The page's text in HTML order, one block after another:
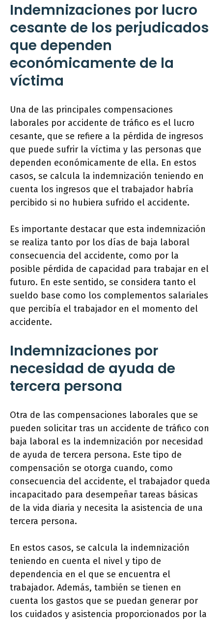
Indemnizaciones por lucro
cesante de los perjudicados
que dependen
económicamente de la
víctima
Una de las principales compensaciones
laborales por accidente de tráfico es el lucro
cesante, que se refiere a la pérdida de ingresos
que puede sufrir la víctima y las personas que
dependen económicamente de ella. En estos
casos, se calcula la indemnización teniendo en
cuenta los ingresos que el trabajador habría
percibido si no hubiera sufrido el accidente.
Es importante destacar que esta indemnización
se realiza tanto por los días de baja laboral
consecuencia del accidente, como por la
posible pérdida de capacidad para trabajar en el
futuro. En este sentido, se considera tanto el
sueldo base como los complementos salariales
que percibía el trabajador en el momento del
accidente.
Indemnizaciones por
necesidad de ayuda de
tercera persona
Otra de las compensaciones laborales que se
pueden solicitar tras un accidente de tráfico con
baja laboral es la indemnización por necesidad
de ayuda de tercera persona. Este tipo de
compensación se otorga cuando, como
consecuencia del accidente, el trabajador queda
incapacitado para desempeñar tareas básicas
de la vida diaria y necesita la asistencia de una
tercera persona.
En estos casos, se calcula la indemnización
teniendo en cuenta el nivel y tipo de
dependencia en el que se encuentra el
trabajador. Además, también se tienen en
cuenta los gastos que se puedan generar por
los cuidados y asistencia proporcionados por la